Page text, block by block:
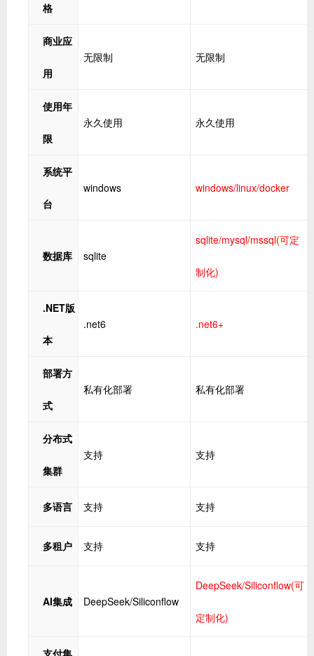
格
商业应
用
无限制 无限制
使用年
限
永久使用 永久使用
系统平
台
windows windows/linux/docker
数据库 sqlite
sqlite/mysql/mssql(可定
制化)
.NET版
本
.net6 .net6+
部署方
式
私有化部署 私有化部署
分布式
集群
支持 支持
多语言 支持 支持
多租户 支持 支持
AI集成 DeepSeek/Siliconflow
DeepSeek/Siliconflow(可
定制化)